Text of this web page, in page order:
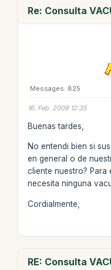
Re: Consulta
Messages: 825
16. Feb. 2009 12:35
Buenas tardes,
No entendi bien si
en general o de
cliente nuestro? Para
necesita ninguna
Cordialmente,
RE: Consulta